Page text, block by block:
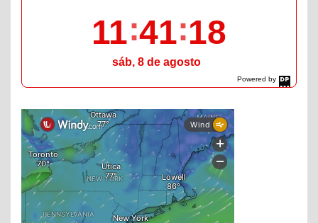
Powered by
DaysPedia.com
11 41 19
sáb, 8 de agosto